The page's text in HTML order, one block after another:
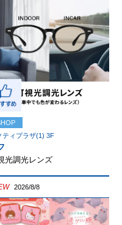
ティプラザ(1) 3F
光調光レンズ
2026/8/8